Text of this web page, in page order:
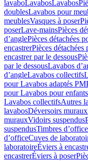
lavaboLavabosLavabos
doublesLavabos pour
meublesVasques à poser
poserLave-mainsPièces
d’anglePièces détachées
encastrerPièces détachées
encastrer par le dessous
par le dessousLavabos
d’angleLavabos collectifs
pour Lavabos adaptés
pour Lavabos pour enfants
Lavabos collectifsAutres
lavabosDéversoirs muraux
murauxVidoirs suspendus
suspendusTimbres dʼoffice
dʼofficeCuves de
laboratoireÉviers à
encastrerÉviers à poser